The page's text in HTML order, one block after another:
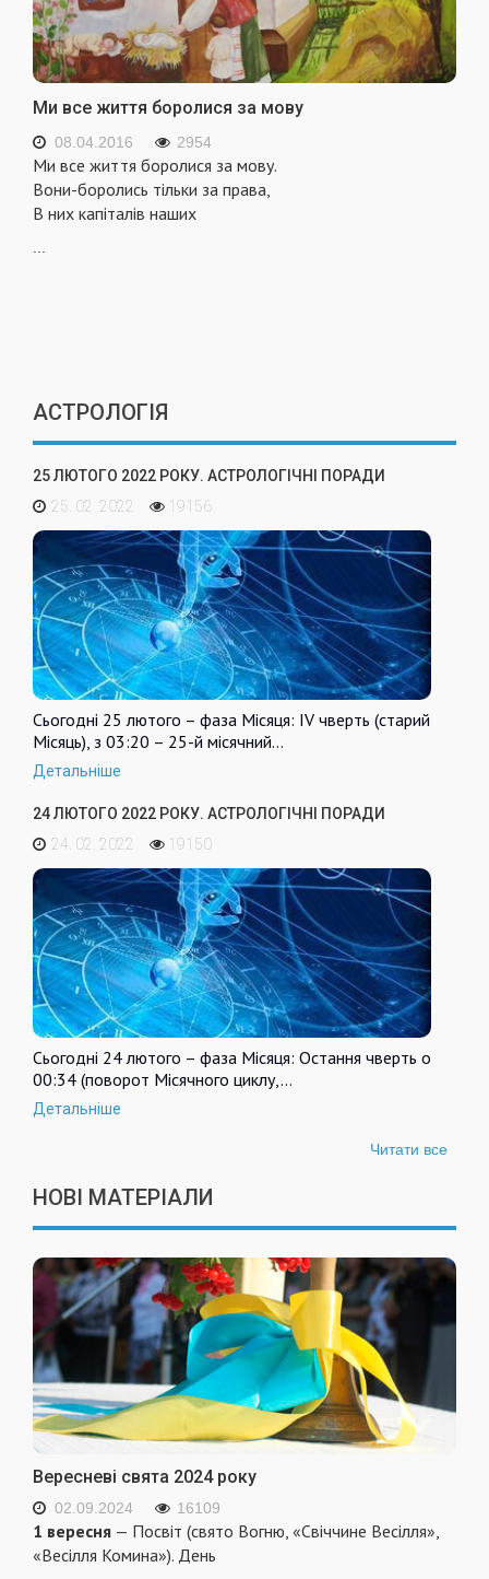
Ми все життя боролися за мову
08.04.2016 2954
Ми все життя боролися за мову.
Вони-боролись тільки за права,
В них капіталів наших
АСТРОЛОГІЯ
25 ЛЮТОГО 2022 РОКУ. АСТРОЛОГІЧНІ ПОРАДИ
25. 02. 2022
19156
Сьогодні 25 лютого – фаза Місяця: IV чверть (старий
Місяць), з 03:20 – 25-й місячний…
Детальніше
24 ЛЮТОГО 2022 РОКУ. АСТРОЛОГІЧНІ ПОРАДИ
24. 02. 2022
19150
Сьогодні 24 лютого – фаза Місяця: Остання чверть о
00:34 (поворот Місячного циклу,…
Детальніше
Читати все
НОВІ МАТЕРІАЛИ
Вересневі свята 2024 року
02.09.2024 16109
1 вересня — Посвіт (свято Вогню, «Свіччине Весілля»,
«Весілля Комина»). День